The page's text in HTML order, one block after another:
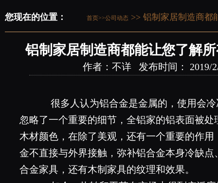
您现在的位置： 首页>>公司动态 >> 铝制家居制造商都
铝制家居制造商都能让您了解
作者：不详 发布时间： 2019/
很多人认为铝合金是金属的，使用会冷
忽略了一个重要的细节，全铝家的铝表面被
木材颜色，在除了美观，还有一个重要的作
金不直接与外界接触，弥补铝合金本身冷缺
合金家具，还有木制家具的纹理和效果。